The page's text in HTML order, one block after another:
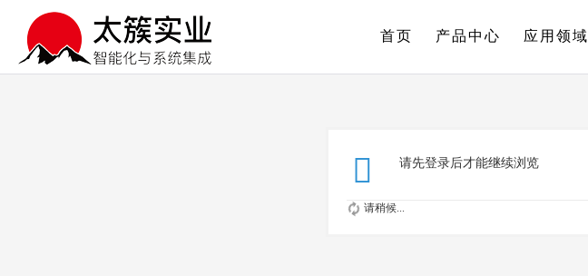
首页 产品中心 应用领域
请先登录后才能继续浏览
请稍候...